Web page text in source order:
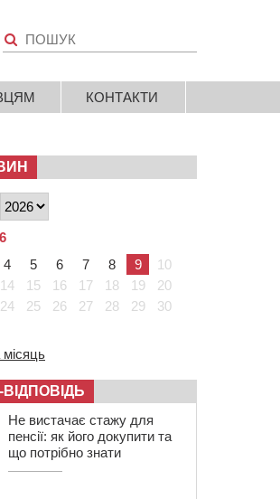
КОНТАКТИ
4 5 6 7 8 9
10
14 15 16 17 18 19
20
24 25 26 27 28 29
30
місяць
Не вистачає стажу для
пенсії: як його докупити та
що потрібно знати